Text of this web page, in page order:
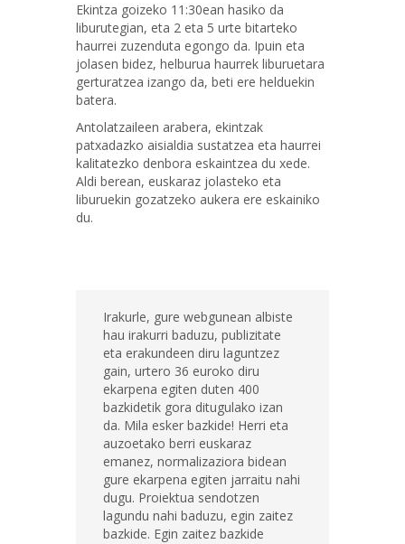
Ekintza goizeko 11:30ean hasiko da
liburutegian, eta 2 eta 5 urte bitarteko
haurrei zuzenduta egongo da. Ipuin eta
jolasen bidez, helburua haurrek liburuetara
gerturatzea izango da, beti ere helduekin
batera.
Antolatzaileen arabera, ekintzak
patxadazko aisialdia sustatzea eta haurrei
kalitatezko denbora eskaintzea du xede.
Aldi berean, euskaraz jolasteko eta
liburuekin gozatzeko aukera ere eskainiko
du.
Irakurle, gure webgunean albiste
hau irakurri baduzu, publizitate
eta erakundeen diru laguntzez
gain, urtero 36 euroko diru
ekarpena egiten duten 400
bazkidetik gora ditugulako izan
da. Mila esker bazkide! Herri eta
auzoetako berri euskaraz
emanez, normalizaziora bidean
gure ekarpena egiten jarraitu nahi
dugu. Proiektua sendotzen
lagundu nahi baduzu, egin zaitez
bazkide. Egin zaitez bazkide